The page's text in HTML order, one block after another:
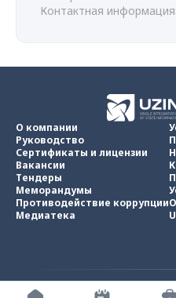
Контактная
О компании
Руководство
Сертификаты и лицензии
Вакансии
Тендеры
Меморандумы
Противодействие коррупции
Медиатека
UZINFOCOM © 2002 -